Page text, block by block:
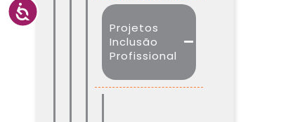
Projetos
Inclusão
Profissional